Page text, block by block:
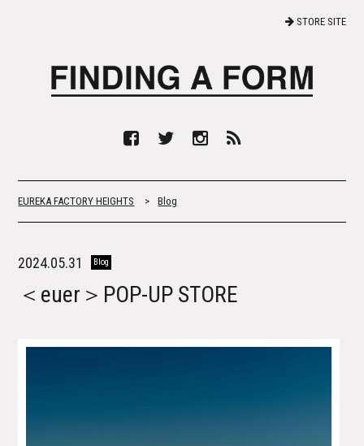
STORE SITE
EUREKA FACTORY HEIGHTS > Blog
2024.05.31 Blog
＜euer＞POP-UP STORE